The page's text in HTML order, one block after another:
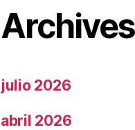
Archives
julio 2026
abril 2026